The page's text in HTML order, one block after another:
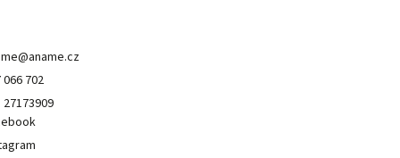
@aname.cz
066 702
27173909